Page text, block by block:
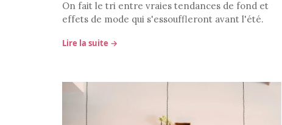
On fait le tri entre vraies tendances de fond et
effets de mode qui s'essouffleront avant l'été.
Lire la suite →